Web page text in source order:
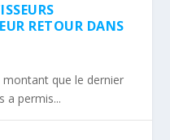
RETOUR DANS
montant que le dernier
a permis...